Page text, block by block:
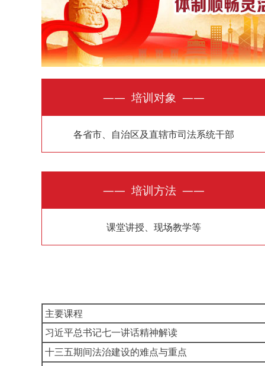
—— 培训对象 ——
各省市、自治区及直辖市司法系统干部
—— 培训方法 ——
课堂讲授、现场教学等
主要课程
习近平总书记七一讲话精神解读
十三五期间法治建设的难点与重点